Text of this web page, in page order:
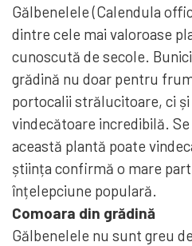
Gălbenelele (Calendula
dintre cele mai valoroase
cunoscută de secole.
grădină nu doar pentru
portocalii strălucitoare, ci
vindecătoare incredibilă.
această plantă poate
știința confirmă o mare
înțelepciune populară.
Comoara din grădină
Gălbenelele nu sunt greu